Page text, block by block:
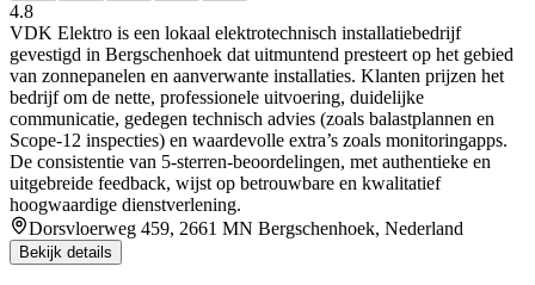
4.8
VDK Elektro is een lokaal elektrotechnisch installatiebedrijf
gevestigd in Bergschenhoek dat uitmuntend presteert op het gebied
van zonnepanelen en aanverwante installaties. Klanten prijzen het
bedrijf om de nette, professionele uitvoering, duidelijke
communicatie, gedegen technisch advies (zoals balastplannen en
Scope‑12 inspecties) en waardevolle extra’s zoals monitoringapps.
De consistentie van 5-sterren‑beoordelingen, met authentieke en
uitgebreide feedback, wijst op betrouwbare en kwalitatief
hoogwaardige dienstverlening.
Dorsvloerweg 459, 2661 MN Bergschenhoek, Nederland
Bekijk details